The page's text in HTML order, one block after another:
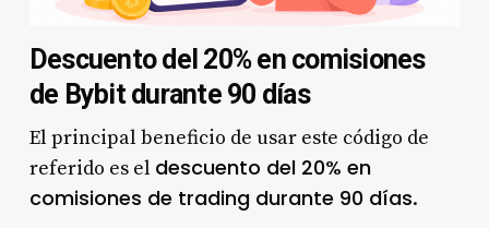
Descuento del 20% en comisiones
de Bybit durante 90 días
El principal beneficio de usar este código de
referido es el descuento del 20% en
comisiones de trading durante 90 días.